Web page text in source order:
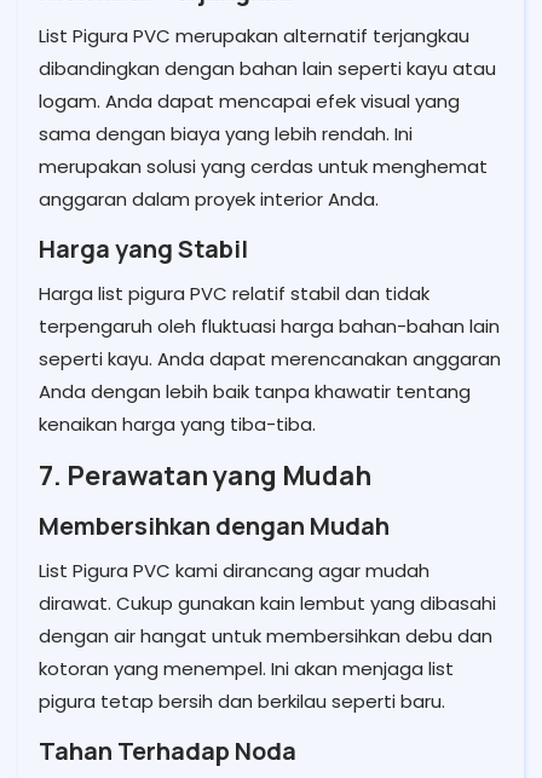
List Pigura PVC merupakan alternatif terjangkau
dibandingkan dengan bahan lain seperti kayu atau
logam. Anda dapat mencapai efek visual yang
sama dengan biaya yang lebih rendah. Ini
merupakan solusi yang cerdas untuk menghemat
anggaran dalam proyek interior Anda.
Harga yang Stabil
Harga list pigura PVC relatif stabil dan tidak
terpengaruh oleh fluktuasi harga bahan-bahan lain
seperti kayu. Anda dapat merencanakan anggaran
Anda dengan lebih baik tanpa khawatir tentang
kenaikan harga yang tiba-tiba.
7. Perawatan yang Mudah
Membersihkan dengan Mudah
List Pigura PVC kami dirancang agar mudah
dirawat. Cukup gunakan kain lembut yang dibasahi
dengan air hangat untuk membersihkan debu dan
kotoran yang menempel. Ini akan menjaga list
pigura tetap bersih dan berkilau seperti baru.
Tahan Terhadap Noda